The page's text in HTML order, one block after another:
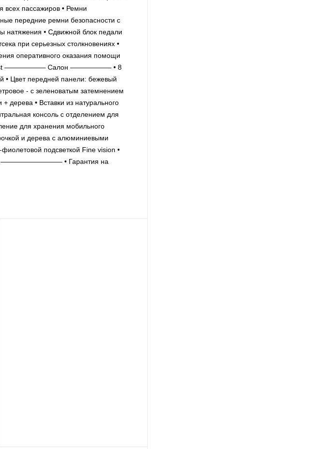
всех пассажиров • Ремни
передние ремни безопасности с
натяжения • Сдвижной блок педали
при серьезных столкновениях •
оперативного оказания помощи
Assist —————— Салон —————— • 8
• Цвет передней панели: бежевый
- с зеленоватым затемнением
дерева • Вставки из натурального
консоль с отделением для
для хранения мобильного
и дерева с алюминиевыми
подсветкой Fine vision •
————————— • Гарантия на